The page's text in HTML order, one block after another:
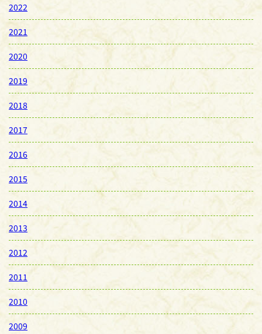
2022
2021
2020
2019
2018
2017
2016
2015
2014
2013
2012
2011
2010
2009